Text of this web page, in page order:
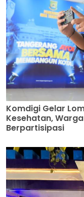
Komdigi Gelar
Kesehatan,
Berpartisipasi